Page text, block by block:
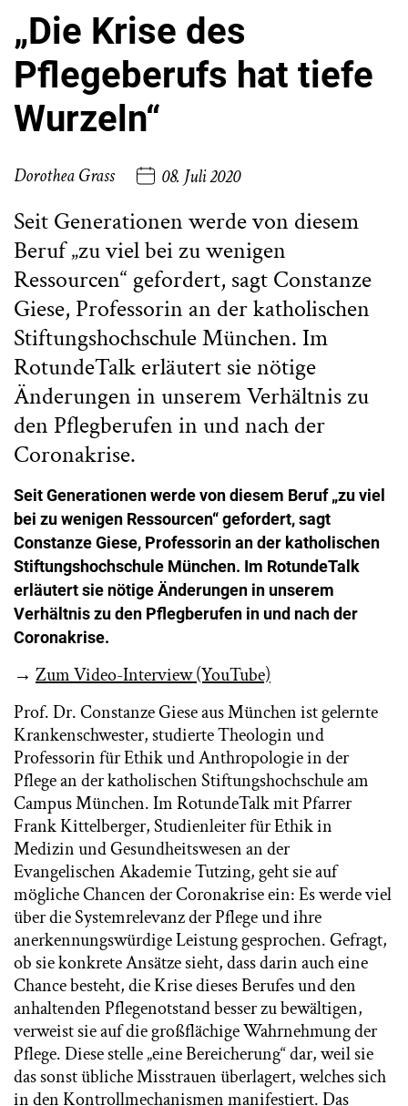
„Die Krise des
Pflegeberufs hat tiefe
Wurzeln“
Dorothea Grass 08. Juli 2020
Seit Generationen werde von diesem
Beruf „zu viel bei zu wenigen
Ressourcen“ gefordert, sagt Constanze
Giese, Professorin an der katholischen
Stiftungshochschule München. Im
RotundeTalk erläutert sie nötige
Änderungen in unserem Verhältnis zu
den Pflegberufen in und nach der
Coronakrise.
Seit Generationen werde von diesem Beruf „zu viel
bei zu wenigen Ressourcen“ gefordert, sagt
Constanze Giese, Professorinan der katholischen
Stiftungshochschule München. Im RotundeTalk
erläutert sie nötige Änderungen in unserem
Verhältnis zu den Pflegberufen in und nach der
Coronakrise.
→ Zum Video-Interview (YouTube)
Prof. Dr. Constanze Giese aus München ist gelernte
Krankenschwester, studierte Theologin und
Professorin für Ethik und Anthropologie in der
Pflege an der katholischen Stiftungshochschule am
Campus München. Im RotundeTalk mit Pfarrer
Frank Kittelberger, Studienleiter für Ethik in
Medizin und Gesundheitswesen an der
Evangelischen Akademie Tutzing, geht sie auf
mögliche Chancen der Coronakrise ein: Es werde viel
über die Systemrelevanz der Pflege und ihre
anerkennungswürdige Leistung gesprochen. Gefragt,
ob sie konkrete Ansätze sieht, dass darin auch eine
Chance besteht, die Krise dieses Berufes und den
anhaltenden Pflegenotstand besser zu bewältigen,
verweist sie auf die großflächige Wahrnehmung der
Pflege. Diese stelle „eine Bereicherung“ dar, weil sie
das sonst übliche Misstrauen überlagert, welches sich
in den Kontrollmechanismen manifestiert. Das